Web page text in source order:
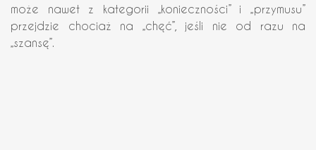
może nawet z kategorii „konieczności” i „przymusu”
przejdzie chociaż na „chęć”, jeśli nie od razu na
„szansę”.